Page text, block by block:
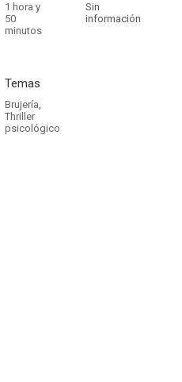
1 hora y
50
minutos
Sin
información
Temas
Brujería,
Thriller
psicológico